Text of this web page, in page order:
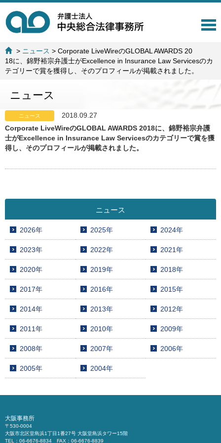
T
l
a
t
> ニュース >Corporate LiveWireのGLOBAL AWARDS 20
18に、錦野裕宗弁護士がExcellence in Insurance Law Servicesのカ
テゴリーで賞を獲得し、そのプロフィールが掲載されました。
ニュース
ニュース
2018.09.27
Corporate LiveWireのGLOBAL AWARDS 2018に、錦野裕宗弁護
士がExcellence in Insurance Law Servicesのカテゴリーで賞を獲
得し、そのプロフィールが掲載されました。
ニュース
2026年 2025年 2024年
2023年 2022年 2021年
2020年 2019年 2018年
2017年 2016年 2015年
2014年 2013年 2012年
2011年 2010年 2009年
2008年 2007年 2006年
2005年 2004年
大阪事務所
〒530-0004
大阪市北区堂島浜1丁目1番27号 大阪堂島浜タワー15階
TEL：06-6676-8834 FAX：06-6676-8839